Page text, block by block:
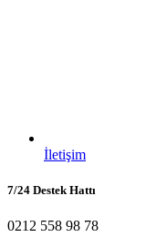
İletişim
7/24 Destek Hattı
0212 558 98 78